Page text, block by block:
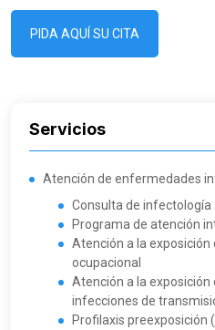
PIDA AQUÍ SU CITA
Servicios
Atención de enfermedades
Consulta de infectología
Programa de atención
Atención a la exposición
ocupacional
Atención a la exposición
infecciones de
Profilaxis preexposición